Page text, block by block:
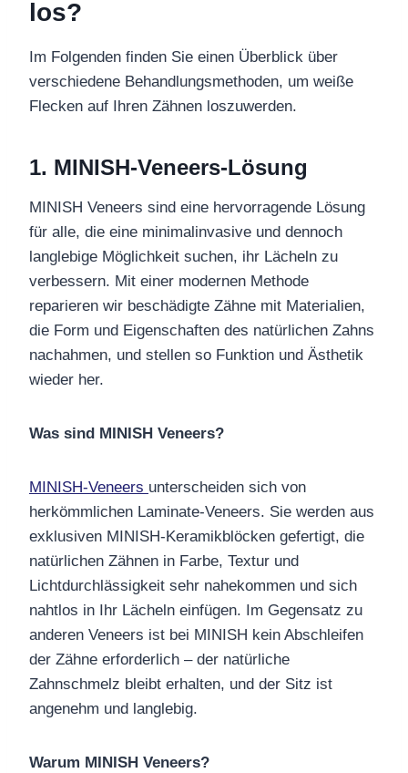
los?
Im Folgenden finden Sie einen Überblick über
verschiedene Behandlungsmethoden, um weiße
Flecken auf Ihren Zähnen loszuwerden.
1. MINISH-Veneers-Lösung
MINISH Veneers sind eine hervorragende Lösung
für alle, die eine minimalinvasive und dennoch
langlebige Möglichkeit suchen, ihr Lächeln zu
verbessern. Mit einer modernen Methode
reparieren wir beschädigte Zähne mit Materialien,
die Form und Eigenschaften des natürlichen Zahns
nachahmen, und stellen so Funktion und Ästhetik
wieder her.
Was sind MINISH Veneers?
MINISH-Veneers unterscheiden sich von
herkömmlichen Laminate-Veneers. Sie werden aus
exklusiven MINISH-Keramikblöcken gefertigt, die
natürlichen Zähnen in Farbe, Textur und
Lichtdurchlässigkeit sehr nahekommen und sich
nahtlos in Ihr Lächeln einfügen. Im Gegensatz zu
anderen Veneers ist bei MINISH kein Abschleifen
der Zähne erforderlich – der natürliche
Zahnschmelz bleibt erhalten, und der Sitz ist
angenehm und langlebig.
Warum MINISH Veneers?